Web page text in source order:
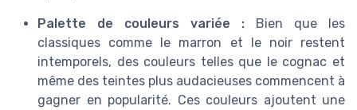
Palette de couleurs variée : Bien que les
classiques comme le marron et le noir restent
intemporels, des couleurs telles que le cognac et
même des teintes plus audacieuses commencent à
gagner en popularité. Ces couleurs ajoutent une